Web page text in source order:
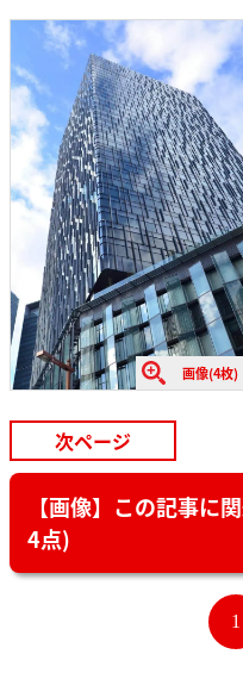
画像(4枚)
次ページ
【画像】この記事に
4点)
1